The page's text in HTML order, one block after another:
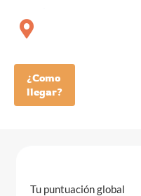
¿Como
llegar?
Tu puntuación global